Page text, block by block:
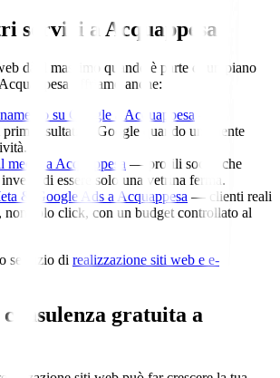
servizi a Acquappesa
dà il massimo quando è parte di un piano
offriamo anche:
su Google a Acquappesa
primi risultati di Google quando un cliente
media a Acquappesa — profili social che
di essere solo una vetrina ferma.
& Google Ads a Acquappesa — clienti reali
non solo click, con un budget controllato al
servizio di realizzazione siti web e e-
gratuita a